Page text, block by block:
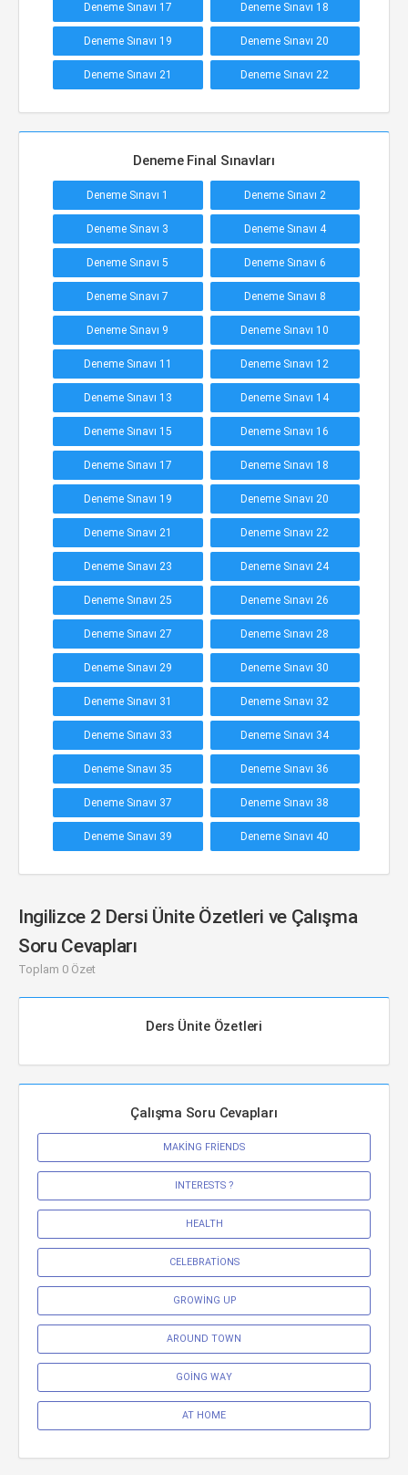
Deneme Sınavı 17 Deneme Sınavı 18
Deneme Sınavı 19 Deneme Sınavı 20
Deneme Sınavı 21 Deneme Sınavı 22
Deneme Final Sınavları
Deneme Sınavı 1 Deneme Sınavı 2
Deneme Sınavı 3 Deneme Sınavı 4
Deneme Sınavı 5 Deneme Sınavı 6
Deneme Sınavı 7 Deneme Sınavı 8
Deneme Sınavı 9 Deneme Sınavı 10
Deneme Sınavı 11 Deneme Sınavı 12
Deneme Sınavı 13 Deneme Sınavı 14
Deneme Sınavı 15 Deneme Sınavı 16
Deneme Sınavı 17 Deneme Sınavı 18
Deneme Sınavı 19 Deneme Sınavı 20
Deneme Sınavı 21 Deneme Sınavı 22
Deneme Sınavı 23 Deneme Sınavı 24
Deneme Sınavı 25 Deneme Sınavı 26
Deneme Sınavı 27 Deneme Sınavı 28
Deneme Sınavı 29 Deneme Sınavı 30
Deneme Sınavı 31 Deneme Sınavı 32
Deneme Sınavı 33 Deneme Sınavı 34
Deneme Sınavı 35 Deneme Sınavı 36
Deneme Sınavı 37 Deneme Sınavı 38
Deneme Sınavı 39 Deneme Sınavı 40
Ingilizce 2 Dersi Ünite Özetleri ve Çalışma
Soru Cevapları
Toplam 0 Özet
Ders Ünite Özetleri
Çalışma Soru Cevapları
MAKİNG FRİENDS
INTERESTS ?
HEALTH
CELEBRATİONS
GROWİNG UP
AROUND TOWN
GOİNG WAY
AT HOME